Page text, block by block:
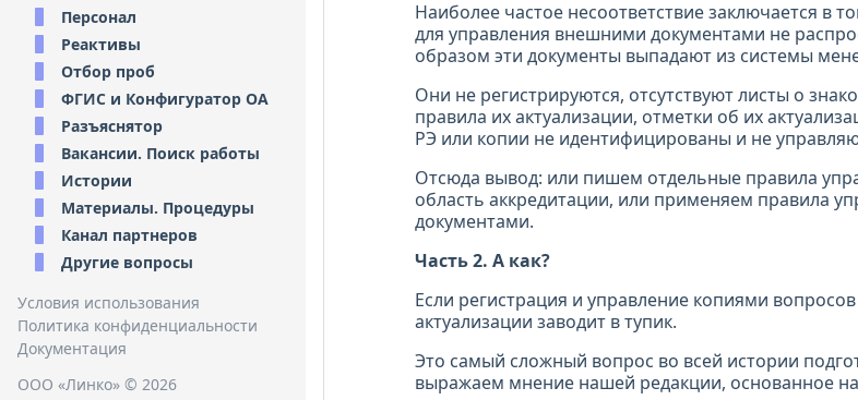
Персонал
Реактивы
Отбор проб
ФГИС и Конфигуратор ОА
Разъяснятор
Вакансии. Поиск работы
Истории
Материалы. Процедуры
Канал партнеров
Другие вопросы
Условия использования
Политика конфиденциальности
Документация
ООО «Линко» © 2026
Наиболее частое несоответствие заключается в
для управления внешними документами не
образом эти документы выпадают из системы
Они не регистрируются, отсутствуют листы о
правила их актуализации, отметки об их
РЭ или копии не идентифицированы и не
Отсюда вывод: или пишем отдельные правила
область аккредитации, или применяем правила
документами.
Часть 2. А как?
Если регистрация и управление копиями
актуализации заводит в тупик.
Это самый сложный вопрос во всей истории
выражаем мнение нашей редакции, основанное